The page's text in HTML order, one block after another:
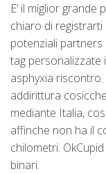
E’ il miglior
chiaro di
potenziali partners
tag personalizzate
asphyxia riscontro.
addirittura
mediante Italia,
affinche non ha il
chilometri.
binari.